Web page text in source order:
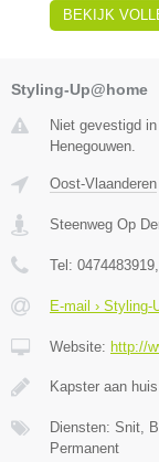
BEKIJK
Styling-Up@home
Niet gevestigd
Henegouwen.
Oost-Vlaanderen
Steenweg Op
Tel: 0474483919
E-mail › Styling-
Website: http://
Kapster aan
Diensten: Snit,
Permanent